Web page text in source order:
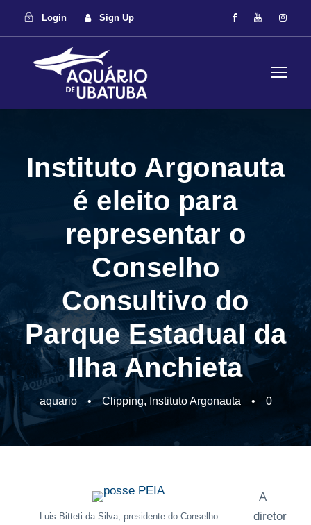
Login Sign Up
Instituto Argonauta
é eleito para
representar o
Conselho
Consultivo do
Parque Estadual da
Ilha Anchieta
aquario • Clipping, Instituto Argonauta • 0
Luis Bitteti da Silva, presidente do Conselho
A
diretor